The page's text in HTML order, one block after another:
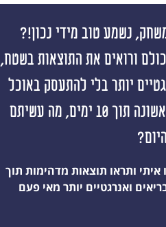
נשמע טוב מידי נכון!?
ורואים את התוצאות בשטח,
יותר בלי להתעסק באוכל
כל היום, קבלו תוצאה ראשונה תוך 10 ימים, מה עשיתם
ותראו תוצאות מדהימות תוך